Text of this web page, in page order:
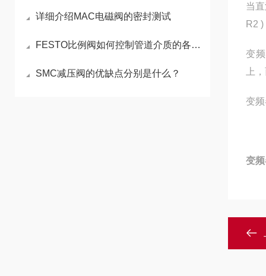
详细介绍MAC电磁阀的密封测试
FESTO比例阀如何控制管道介质的各种因素
SMC减压阀的优缺点分别是什么？
当
R2 )
变
上
变
变